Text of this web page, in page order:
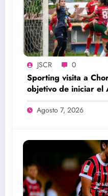
JSCR 0
Sporting visita a
objetivo de iniciar
una victoria
Agosto 7, 2026